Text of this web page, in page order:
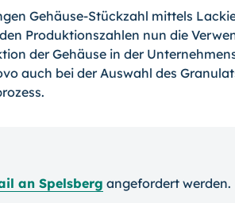
Gehäuse-Stückzahl mittels
Produktionszahlen nun die
der Gehäuse in der
auch bei der Auswahl des
an Spelsberg angefordert werden.